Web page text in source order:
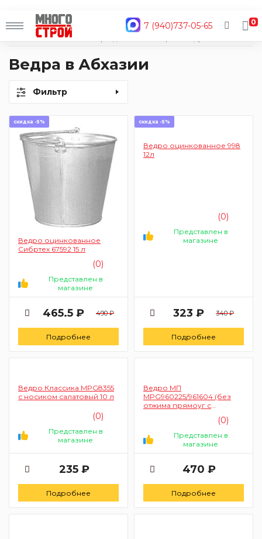
7 (940)737-05-65
0
Главная
Каталог
Ведра в Абхазии
Фильтр
скидка -5%
Ведро оцинкованное
Сибртех 67592 15 л
(0)
Представлен в
магазине
465.5 ₽ 490 ₽
Подробнее
скидка -5%
Ведро оцинкованное 998
12л
(0)
Представлен в
магазине
323 ₽ 340 ₽
Подробнее
Ведро Классика MPG8355
с носиком салатовый 10 л
(0)
Представлен в
магазине
235 ₽
Подробнее
Ведро МП
MPG960225/961604 (без
отжима прямоуг с
(0)
Представлен в
магазине
470 ₽
Подробнее